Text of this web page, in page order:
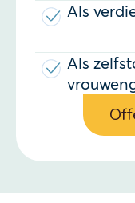
Als
Als